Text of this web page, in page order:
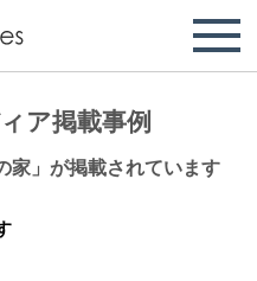
ア掲載事例
家」が掲載されています